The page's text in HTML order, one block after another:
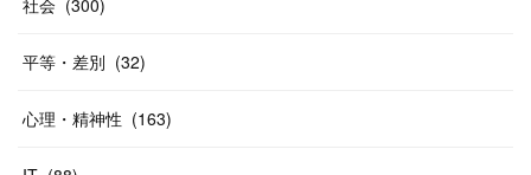
社会 (300)
平等・差別 (32)
心理・精神性 (163)